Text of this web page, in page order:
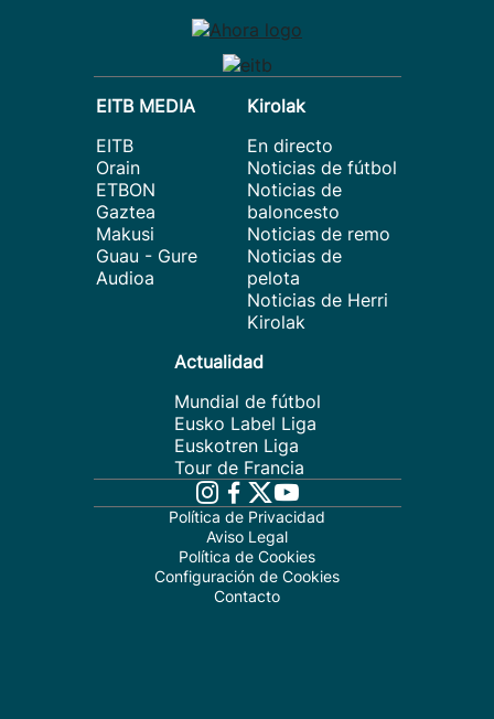
EITB MEDIA
EITB
Orain
ETBON
Gaztea
Makusi
Guau - Gure
Audioa
Kirolak
En directo
Noticias de fútbol
Noticias de
baloncesto
Noticias de remo
Noticias de
pelota
Noticias de Herri
Kirolak
Actualidad
Mundial de fútbol
Eusko Label Liga
Euskotren Liga
Tour de Francia
Política de Privacidad
Aviso Legal
Política de Cookies
Configuración de Cookies
Contacto